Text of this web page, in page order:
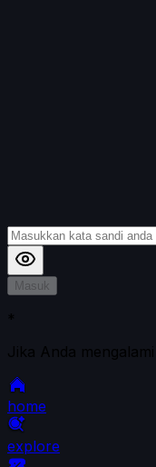
Masuk
*
Jika Anda
home
explore